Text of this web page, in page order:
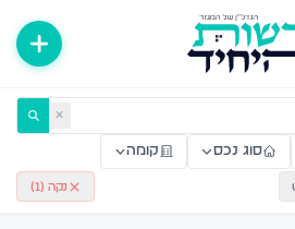
— רשות היחיד ✕
סוג נכס קומה
נקה ( 1
)